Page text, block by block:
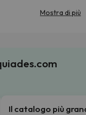
Mostra di più
Il catalogo più